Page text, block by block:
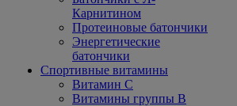
Карнитином
Протеиновые батончики
Энергетические
батончики
Спортивные витамины
Витамин С
Витамины группы В